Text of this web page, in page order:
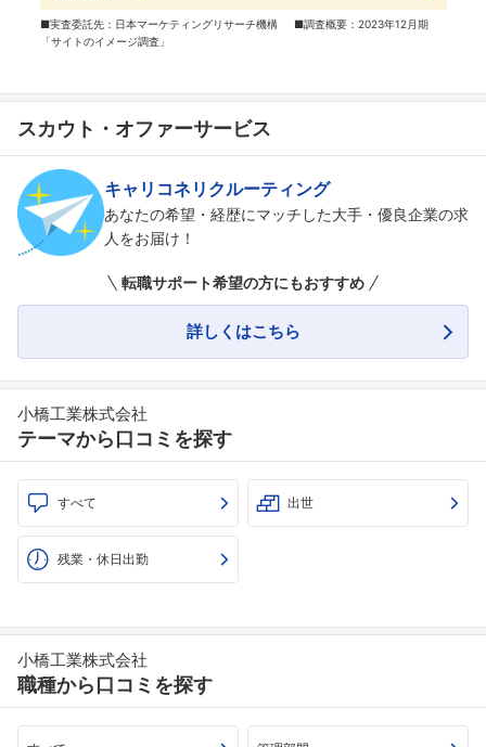
■実査委託先：日本マーケティングリサーチ機構 ■調査概要：2023年12月期
「サイトのイメージ調査」
スカウト・オファーサービス
キャリコネリクルーティング
あなたの希望・経歴にマッチした大手・優良企業の求
人をお届け！
転職サポート希望の方にもおすすめ
詳しくはこちら
小橋工業株式会社
テーマから口コミを探す
すべて 出世
残業・休日出勤
小橋工業株式会社
職種から口コミを探す